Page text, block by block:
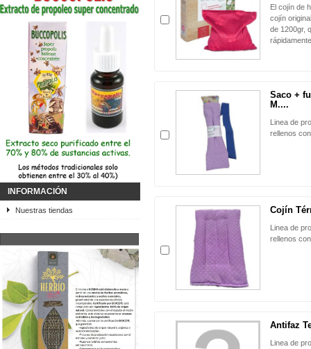
INFORMACIÓN
Nuestras tiendas
El cojín de
cojín
de 1200gr,
Saco +
M....
Linea de
rellenos
Cojín
Linea de
rellenos
Antifaz
Linea de